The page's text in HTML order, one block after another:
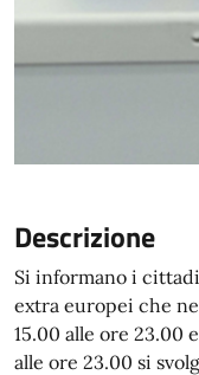
Descrizione
Si informano i
extra europei che
15.00 alle ore 23.00
alle ore 23.00 si